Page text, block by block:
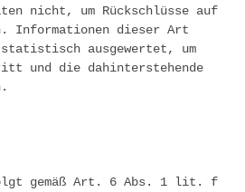
nicht, um Rückschlüsse auf
Informationen dieser Art
ausgewertet, um
und die dahinterstehende
gemäß Art. 6 Abs. 1 lit. f